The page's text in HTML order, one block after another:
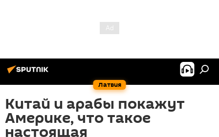
Латвия
Китай и арабы покажут
Америке, что такое
настоящая